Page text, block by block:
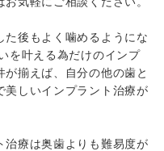
た後もよく噛めるようにな
を叶える為だけのインプ
が揃えば、自分の他の歯と
美しいインプラント治療が
治療は奥歯よりも難易度が